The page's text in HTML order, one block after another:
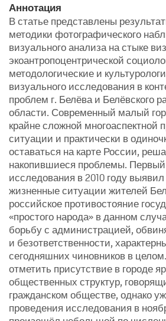
Аннотация
В статье представлены
методики фотографического
визуального анализа на стыке
экоантропоцентрической
методологические и
визуального исследования в
проблем г. Белёва и Белёвского
области. Современный малый
крайне сложной многоаспектной
ситуации и практически в
оставаться на карте России,
накопившиеся проблемы. Первый
исследования в 2010 году
жизненные ситуации жителей
российское противостояние
«простого народа» в данном
борьбу с администрацией,
и безответственности,
сегодняшних чиновников в
отметить присутствие в городе
общественных структур,
гражданском обществе, однако
проведения исследования в